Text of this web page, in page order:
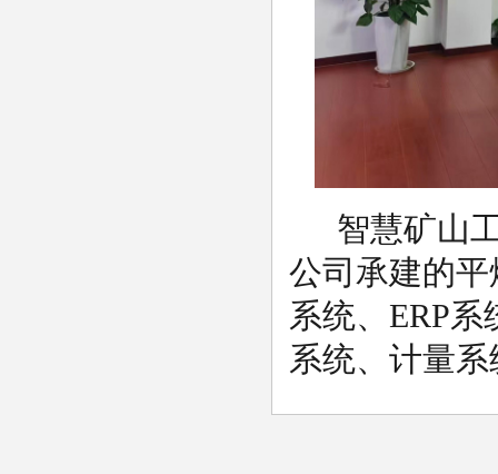
智慧矿山
公司承建的
系统、ERP
系统、计量